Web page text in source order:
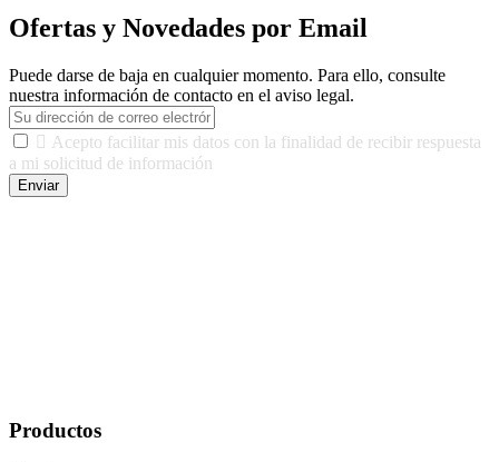
Ofertas y Novedades por Email
Puede darse de baja en cualquier momento. Para ello, consulte
nuestra información de contacto en el aviso legal.
 Acepto facilitar mis datos con la finalidad de recibir respuesta
a mi solicitud de información
Enviar
Productos